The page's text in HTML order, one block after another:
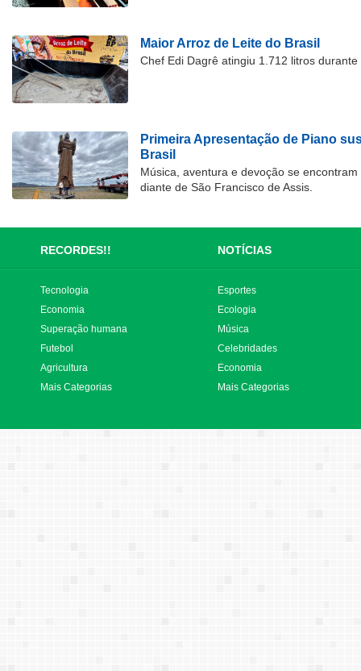
Maior Arroz de Leite do Brasil
Chef Edi Dagrê atingiu 1.712 litros
Primeira Apresentação de Piano
Brasil
Música, aventura e devoção se
diante de São Francisco de Assis.
RECORDES!! NOTÍCIAS
Tecnologia
Economia
Superação humana
Futebol
Agricultura
Mais Categorias
Esportes
Ecologia
Música
Celebridades
Economia
Mais Categorias